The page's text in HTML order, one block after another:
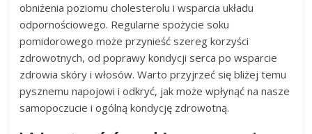
obniżenia poziomu cholesterolu i wsparcia układu
odpornościowego. Regularne spożycie soku
pomidorowego może przynieść szereg korzyści
zdrowotnych, od poprawy kondycji serca po wsparcie
zdrowia skóry i włosów. Warto przyjrzeć się bliżej temu
pysznemu napojowi i odkryć, jak może wpłynąć na nasze
samopoczucie i ogólną kondycję zdrowotną.